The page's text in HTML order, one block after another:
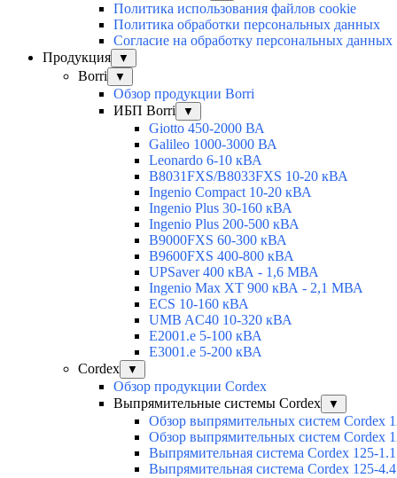
Политика использования файлов cookie
Политика обработки персональных данных
Согласие на обработку персональных данных
Продукция
▼
Borri ▼
Обзор продукции Borri
ИБП Borri
▼
Giotto 450-2000 ВА
Galileo 1000-3000 ВА
Leonardo 6-10 кВА
B8031FXS/B8033FXS 10-20 кВА
Ingenio Compact 10-20 кВА
Ingenio Plus 30-160 кВА
Ingenio Plus 200-500 кВА
B9000FXS 60-300 кВА
B9600FXS 400-800 кВА
UPSaver 400 кВА - 1,6 МВА
Ingenio Max XT 900 кВА - 2,1 МВА
ECS 10-160 кВА
UMB AC40 10-320 кВА
E2001.e 5-100 кВА
E3001.e 5-200 кВА
Cordex
▼
Обзор продукции Cordex
Выпрямительные системы Cordex
▼
Обзор выпрямительных систем Cordex
Обзор выпрямительных систем Cordex
Выпрямительная система Cordex 125-
Выпрямительная система Cordex 125-